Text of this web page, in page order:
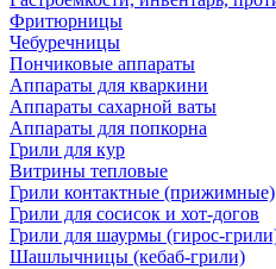
Фритюрницы
Чебуречницы
Пончиковые аппараты
Аппараты для кваркини
Аппараты сахарной ваты
Аппараты для попкорна
Грили для кур
Витрины тепловые
Грили контактные (прижимные)
Грили для сосисок и хот-догов
Грили для шаурмы (гирос-
Шашлычницы (кебаб-грили)